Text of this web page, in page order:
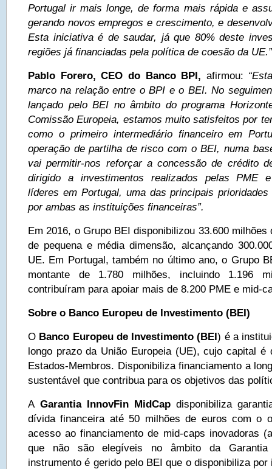
Portugal ir mais longe, de forma mais rápida e
gerando novos empregos e crescimento, e
Esta iniciativa é de saudar, já que 80% deste
regiões já financiadas pela política de coesão da UE.”
Pablo Forero, CEO do Banco BPI, afirmou:
marco na relação entre o BPI e o BEI. No
lançado pelo BEI no âmbito do programa
Comissão Europeia, estamos muito satisfeitos por
como o primeiro intermediário financeiro em
operação de partilha de risco com o BEI, numa
vai permitir-nos reforçar a concessão de crédito
dirigido a investimentos realizados pelas PME
líderes em Portugal, uma das principais
por ambas as instituições financeiras”.
Em 2016, o Grupo BEI disponibilizou 33.600
de pequena e média dimensão, alcançando
UE. Em Portugal, também no último ano, o Grupo
montante de 1.780 milhões, incluindo 1.196
contribuíram para apoiar mais de 8.200 PME e mid-
Sobre o Banco Europeu de Investimento (BEI)
O Banco Europeu de Investimento (BEI) é a
longo prazo da União Europeia (UE), cujo capital é
Estados-Membros. Disponibiliza financiamento a
sustentável que contribua para os objetivos das
A Garantia InnovFin MidCap disponibiliza
dívida financeira até 50 milhões de euros com o
acesso ao financiamento de mid-caps inovadoras
que não são elegíveis no âmbito da Garantia
instrumento é gerido pelo BEI que o disponibiliza